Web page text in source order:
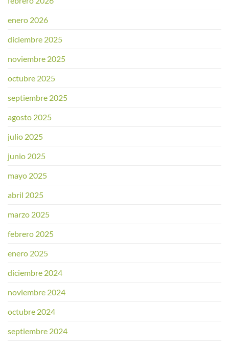
enero 2026
diciembre 2025
noviembre 2025
octubre 2025
septiembre 2025
agosto 2025
julio 2025
junio 2025
mayo 2025
abril 2025
marzo 2025
febrero 2025
enero 2025
diciembre 2024
noviembre 2024
octubre 2024
septiembre 2024